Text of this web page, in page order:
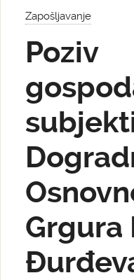
Zapošljavanje
Poziv
Grgura